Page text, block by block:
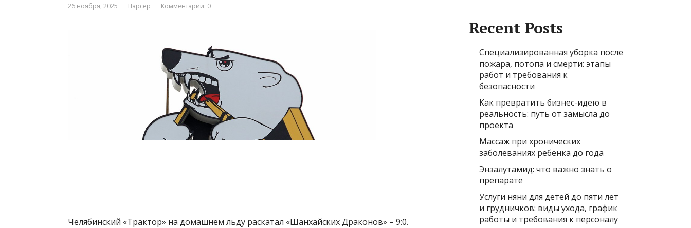
26 ноября, 2025 Парсер Комментарии: 0
Челябинский «Трактор» на домашнем льду раскатал «Шанхайских Драконов» – 9:0.
Recent Posts
Специализированная уборка после
пожара, потопа и смерти: этапы
работ и требования к
безопасности
Как превратить бизнес-идею в
реальность: путь от замысла до
проекта
Массаж при хронических
заболеваниях ребенка до года
Энзалутамид: что важно знать о
препарате
Услуги няни для детей до пяти лет
и грудничков: виды ухода, график
работы и требования к персоналу